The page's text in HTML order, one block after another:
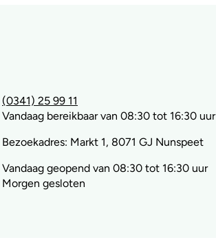
(0341) 25 99 11
Vandaag bereikbaar van 08:30 tot 16:30 uur
Bezoekadres: Markt 1, 8071 GJ Nunspeet
Vandaag geopend van 08:30 tot 16:30 uur
Morgen gesloten